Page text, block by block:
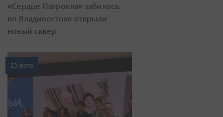
«Сердце Патрокла» забилось:
во Владивостоке открыли
новый сквер
23 фото